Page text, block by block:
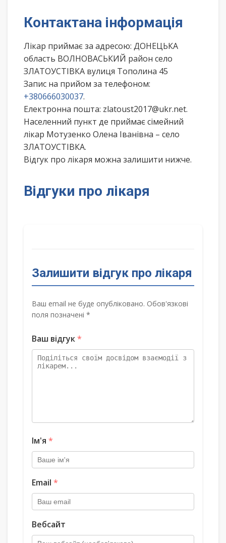
Контактана інформація
Лікар приймає за адресою: ДОНЕЦЬКА
область ВОЛНОВАСЬКИЙ район село
ЗЛАТОУСТІВКА вулиця Тополина 45
Запис на прийом за телефоном:
+380666030037.
Електронна пошта: zlatoust2017@ukr.net.
Населенний пункт де приймає сімейний
лікар Мотузенко Олена Іванівна – село
ЗЛАТОУСТІВКА.
Відгук про лікаря можна залишити нижче.
Відгуки про лікаря
Залишити відгук про лікаря
Ваш email не буде опубліковано. Обов'язкові
поля позначені *
Ваш відгук*
Ім'я *
Email *
Вебсайт